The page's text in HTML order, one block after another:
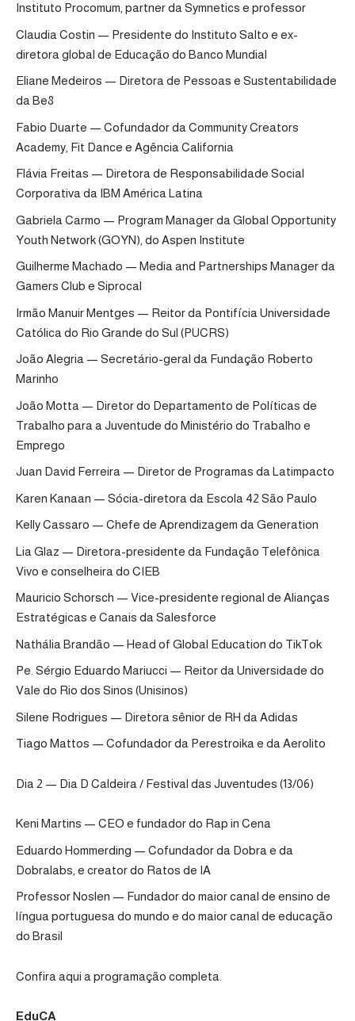
Instituto Procomum, partner da Symnetics e professor
Claudia Costin — Presidente do Instituto Salto e ex-
diretora global de Educação do Banco Mundial
Eliane Medeiros — Diretora de Pessoas e Sustentabilidade
da Be8
Fabio Duarte — Cofundador da Community Creators
Academy, Fit Dance e Agência California
Flávia Freitas — Diretora de Responsabilidade Social
Corporativa da IBM América Latina
Gabriela Carmo — Program Manager da Global Opportunity
Youth Network (GOYN), do Aspen Institute
Guilherme Machado — Media and Partnerships Manager da
Gamers Club e Siprocal
Irmão Manuir Mentges — Reitor da Pontifícia Universidade
Católica do Rio Grande do Sul (PUCRS)
João Alegria — Secretário-geral da Fundação Roberto
Marinho
João Motta — Diretor do Departamento de Políticas de
Trabalho para a Juventude do Ministério do Trabalho e
Emprego
Juan David Ferreira — Diretor de Programas da Latimpacto
Karen Kanaan — Sócia-diretora da Escola 42 São Paulo
Kelly Cassaro — Chefe de Aprendizagem da Generation
Lia Glaz — Diretora-presidente da Fundação Telefônica
Vivo e conselheira do CIEB
Mauricio Schorsch — Vice-presidente regional de Alianças
Estratégicas e Canais da Salesforce
Nathália Brandão — Head of Global Education do TikTok
Pe. Sérgio Eduardo Mariucci — Reitor da Universidade do
Vale do Rio dos Sinos (Unisinos)
Silene Rodrigues — Diretora sênior de RH da Adidas
Tiago Mattos — Cofundador da Perestroika e da Aerolito
Dia 2 — Dia D Caldeira / Festival das Juventudes (13/06)
Keni Martins — CEO e fundador do Rap in Cena
Eduardo Hommerding — Cofundador da Dobra e da
Dobralabs, e creator do Ratos de IA
Professor Noslen — Fundador do maior canal de ensino de
língua portuguesa do mundo e do maior canal de educação
do Brasil
Confira aqui a programação completa
EduCA